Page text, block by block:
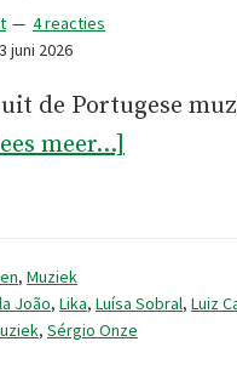
4 reacties
juni 2026
de Portugese
meer...]
, Muziek
João, Lika, Luísa Sobral, Luiz
, Sérgio Onze